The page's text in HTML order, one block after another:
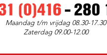
Maandag t/m vrijdag 08.30-17.30
Zaterdag 09.00-12.00